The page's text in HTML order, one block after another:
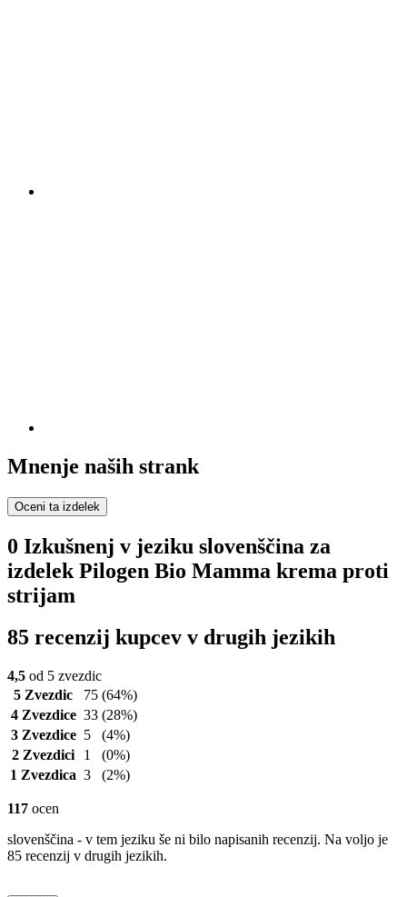
Mnenje naših strank
Oceni ta izdelek
0 Izkušnenj v jeziku slovenščina za
izdelek Pilogen Bio Mamma krema proti
strijam
85 recenzij kupcev v drugih jezikih
4,5 od 5 zvezdic
5 Zvezdic
75 (64%)
4 Zvezdice 33 (28%)
3 Zvezdice 5
(4%)
2 Zvezdici
1
(0%)
1 Zvezdica 3 (2%)
117 ocen
slovenščina - v tem jeziku še ni bilo napisanih recenzij. Na voljo je
85 recenzij v drugih jezikih.